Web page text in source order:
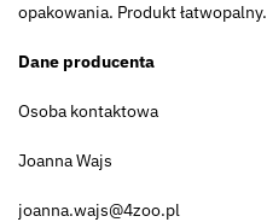
opakowania. Produkt łatwopalny.
Dane producenta
Osoba kontaktowa
Joanna Wajs
joanna.wajs@4zoo.pl